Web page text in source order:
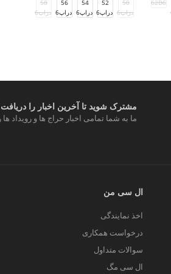
62D6
50
دراپ6
52
دراپ6
54
دراپ6
56
دراپ6
58
دراپ6
مشترک شوید تا آخرین اخبار را دریافت
ما به شما تمامی اخبار حراج ها و رویداد
ال سی من
اخذ نمایندگی
درخواست همکاری
سوالات متداول
ال سی مگ